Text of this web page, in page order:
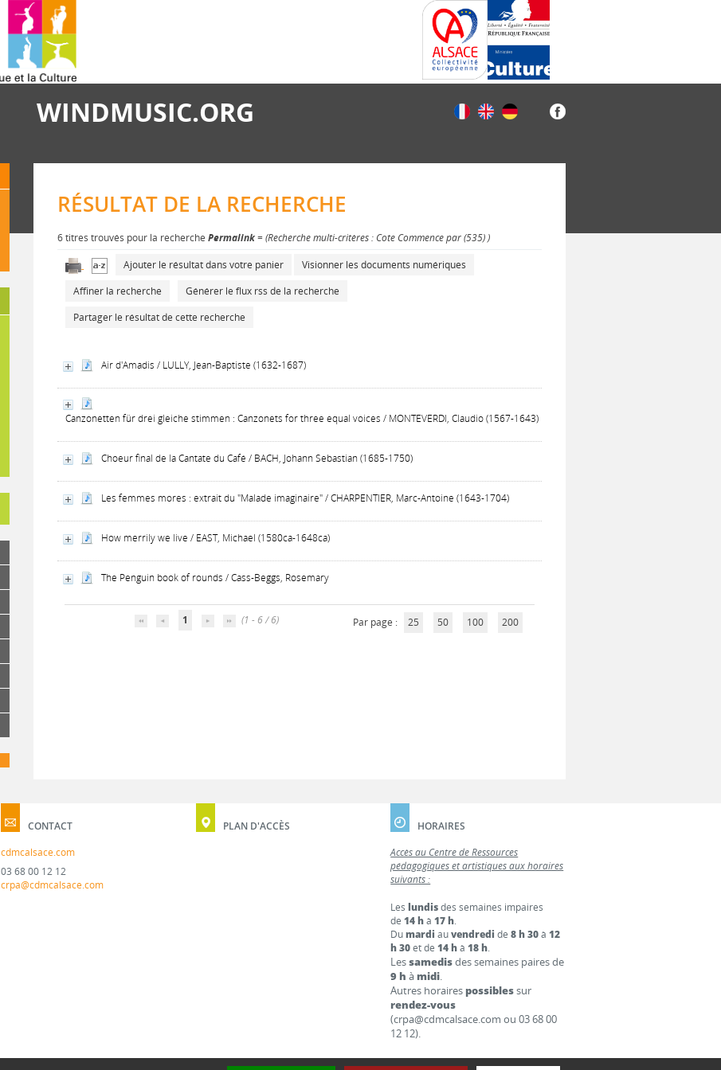
WINDMUSIC.ORG
RÉSULTAT DE LA RECHERCHE
6 titres trouvés pour la recherche Permalink= (Recherche multi-critères : Cote Commence par (535) )
Ajouter le résultat dans votre panier
Visionner les documents numériques
Affiner la recherche
Générer le flux rss de la recherche
Partager le résultat de cette recherche
Air d'Amadis / LULLY, Jean-Baptiste (1632-1687)
Canzonetten für drei gleiche stimmen : Canzonets for three equal voices / MONTEVERDI, Claudio (1567-1643)
Choeur final de la Cantate du Café / BACH, Johann Sebastian (1685-1750)
Les femmes mores : extrait du "Malade imaginaire" / CHARPENTIER, Marc-Antoine (1643-1704)
How merrily we live / EAST, Michael (1580ca-1648ca)
The Penguin book of rounds / Cass-Beggs, Rosemary
1 (1 - 6 / 6) Par page : 25 50 100 200
CONTACT
cdmcalsace.com
03 68 00 12 12
crpa@cdmcalsace.com
PLAN D'ACCÈS
HORAIRES
Accès au Centre de Ressources
pédagogiques et artistiques aux horaires
suivants :
Leslundisdes semaines impaires
de14 hà17 h.
Dumardi auvendredi de8 h 30à12
h 30et de14 hà18 h.
Lessamedisdes semaines paires de
9 h à midi.
Autres horaires possiblessur
rendez-vous
(crpa@cdmcalsace.com ou 03 68 00
12 12).